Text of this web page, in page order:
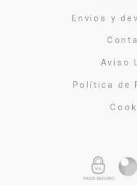
Envíos y
Aviso
Política de